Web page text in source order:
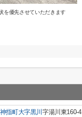
を優先させていただきます
神指町大字黒川字湯川東160-4